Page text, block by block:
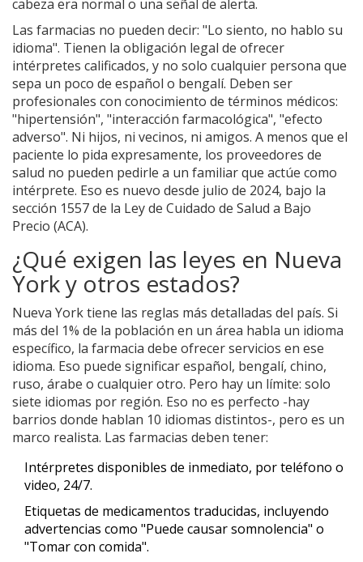
cabeza era normal o una señal de alerta.
Las farmacias no pueden decir: "Lo siento, no hablo su
idioma". Tienen la obligación legal de ofrecer
intérpretes calificados, y no solo cualquier persona que
sepa un poco de español o bengalí. Deben ser
profesionales con conocimiento de términos médicos:
"hipertensión", "interacción farmacológica", "efecto
adverso". Ni hijos, ni vecinos, ni amigos. A menos que el
paciente lo pida expresamente, los proveedores de
salud no pueden pedirle a un familiar que actúe como
intérprete. Eso es nuevo desde julio de 2024, bajo la
sección 1557 de la Ley de Cuidado de Salud a Bajo
Precio (ACA).
¿Qué exigen las leyes en Nueva
York y otros estados?
Nueva York tiene las reglas más detalladas del país. Si
más del 1% de la población en un área habla un idioma
específico, la farmacia debe ofrecer servicios en ese
idioma. Eso puede significar español, bengalí, chino,
ruso, árabe o cualquier otro. Pero hay un límite: solo
siete idiomas por región. Eso no es perfecto -hay
barrios donde hablan 10 idiomas distintos-, pero es un
marco realista. Las farmacias deben tener:
Intérpretes disponibles de inmediato, por teléfono o
video, 24/7.
Etiquetas de medicamentos traducidas, incluyendo
advertencias como "Puede causar somnolencia" o
"Tomar con comida".